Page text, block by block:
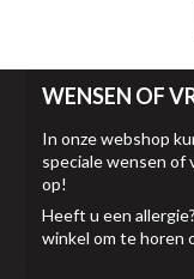
WENSEN OF
In onze webshop
speciale wensen of
op!
Heeft u een
winkel om te horen